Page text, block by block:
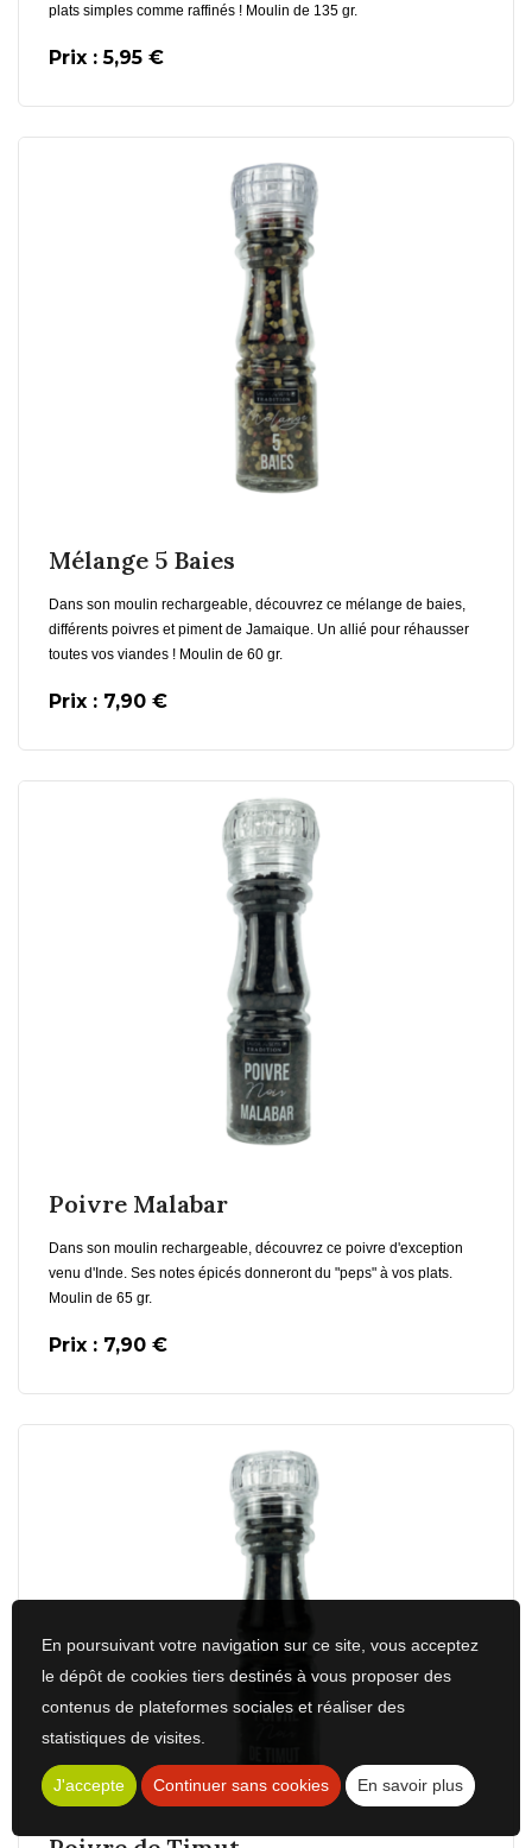
plats simples comme raffinés ! Moulin de 135 gr.
Prix : 5,95 €
Mélange 5 Baies
Dans son moulin rechargeable, découvrez ce mélange de baies,
différents poivres et piment de Jamaique. Un allié pour réhausser
toutes vos viandes ! Moulin de 60 gr.
Prix : 7,90 €
En savoir plus
Poivre Malabar
Dans son moulin rechargeable, découvrez ce poivre d'exception
venu d'Inde. Ses notes épicés donneront du "peps" à vos plats.
Moulin de 65 gr.
Prix : 7,90 €
En savoir plus
Ajouter au Panier
En poursuivant votre navigation sur ce site, vous acceptez
le dépôt de cookies tiers destinés à vous proposer des
contenus de plateformes sociales et réaliser des
statistiques de visites.
J'accepte Continuer sans cookies En savoir plus